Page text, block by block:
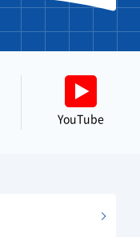
YouTube